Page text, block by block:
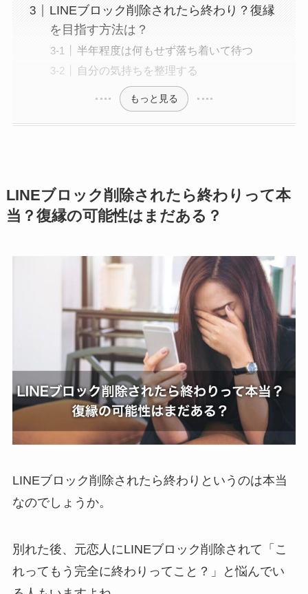
LINEブロック削除されたら終わり？復縁
を目指す方法は？
半年程度は何もせず落ち着いて待つ
自分の気持ちを整理する
もっと見る
LINEブロック削除されたら終わりって本
当？復縁の可能性はまだある？
LINEブロック削除されたら終わりというのは本当
なのでしょうか。
別れた後、元恋人にLINEブロック削除されて「こ
れってもう完全に終わりってこと？」と悩んでい